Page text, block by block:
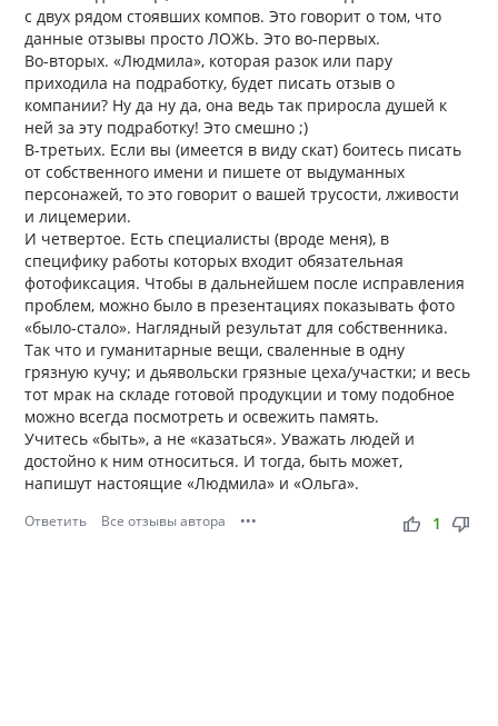
с двух рядом стоявших компов. Это говорит о том, что
данные отзывы просто ЛОЖЬ. Это во-первых.
Во-вторых. «Людмила», которая разок или пару
приходила на подработку, будет писать отзыв о
компании? Ну да ну да, она ведь так приросла душей к
ней за эту подработку! Это смешно ;)
В-третьих. Если вы (имеется в виду скат) боитесь писать
от собственного имени и пишете от выдуманных
персонажей, то это говорит о вашей трусости, лживости
и лицемерии.
И четвертое. Есть специалисты (вроде меня), в
специфику работы которых входит обязательная
фотофиксация. Чтобы в дальнейшем после исправления
проблем, можно было в презентациях показывать фото
«было-стало». Наглядный результат для собственника.
Так что и гуманитарные вещи, сваленные в одну
грязную кучу; и дьявольски грязные цеха/участки; и весь
тот мрак на складе готовой продукции и тому подобное
можно всегда посмотреть и освежить память.
Учитесь «быть», а не «казаться». Уважать людей и
достойно к ним относиться. И тогда, быть может,
напишут настоящие «Людмила» и «Ольга».
Ответить Все отзывы автора ••• thumb_up thumb_down
1